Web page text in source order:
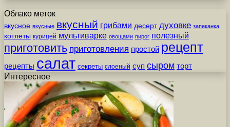
Облако меток
вкусное вкусные вкусный грибами десерт духовке запеканка
котлеты курицей мультиварке овощами пирог полезный
приготовить приготовления простой рецепт
рецепты салат секреты слоеный суп сыром торт
Интересное